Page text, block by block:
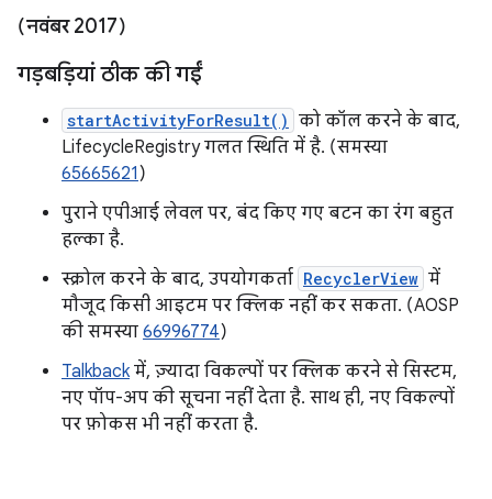
(नवंबर 2017)
गड़बड़ियां ठीक की गईं
startActivityForResult() को कॉल करने के बाद,
LifecycleRegistry गलत स्थिति में है. (समस्या
65665621 )
पुराने एपीआई लेवल पर, बंद किए गए बटन का रंग बहुत
हल्का है.
स्क्रोल करने के बाद, उपयोगकर्ता RecyclerView में
मौजूद किसी आइटम पर क्लिक नहीं कर सकता. (AOSP
की समस्या 66996774)
Talkbackमें, ज़्यादा विकल्पों पर क्लिक करने से सिस्टम,
नए पॉप-अप की सूचना नहीं देता है. साथ ही, नए विकल्पों
पर फ़ोकस भी नहीं करता है.